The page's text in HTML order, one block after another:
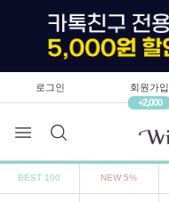
로그인
회원가입
+2,000
BEST 100 NEW 5%